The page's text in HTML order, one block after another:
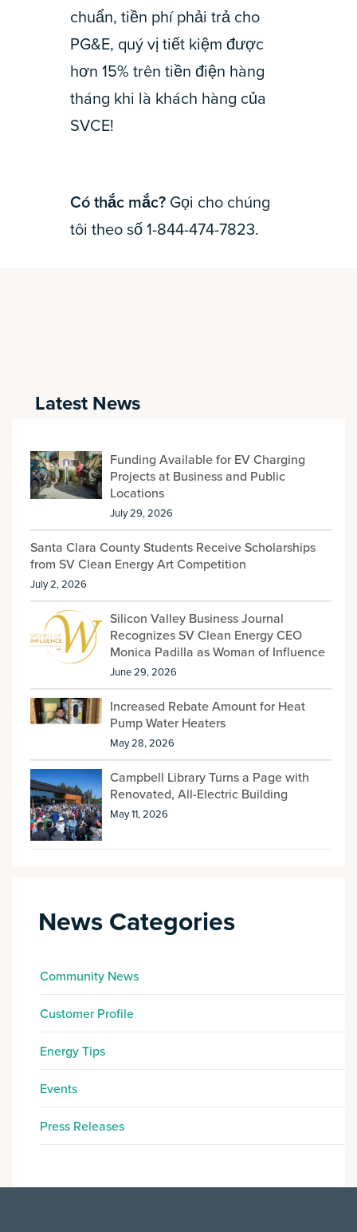
chuẩn, tiền phí phải trả cho
PG&E, quý vị tiết kiệm được
hơn 15% trên tiền điện hàng
tháng khi là khách hàng của
SVCE!
Có thắc mắc? Gọi cho chúng
tôi theo số 1-844-474-7823.
Latest News
Funding Available for EV Charging
Projects at Business and Public
Locations
July 29, 2026
Santa Clara County Students Receive Scholarships
from SV Clean Energy Art Competition
July 2, 2026
Silicon Valley Business Journal
Recognizes SV Clean Energy CEO
Monica Padilla as Woman of Influence
June 29, 2026
Increased Rebate Amount for Heat
Pump Water Heaters
May 28, 2026
Campbell Library Turns a Page with
Renovated, All-Electric Building
May 11, 2026
News Categories
Community News
Customer Profile
Energy Tips
Events
Press Releases